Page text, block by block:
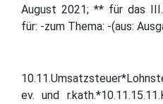
August 2021; ** für das
für: -zum Thema: -(aus:
ev. und